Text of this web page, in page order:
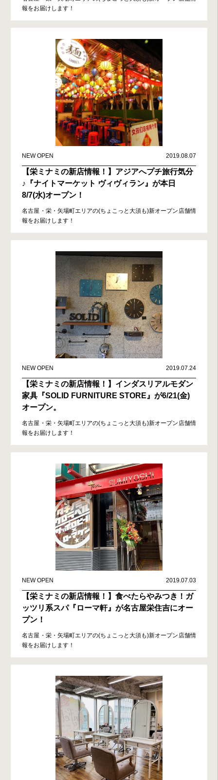
報をお届けします！
NEW OPEN 2019.08.07
【栄ミナミの新店情報！】アジアへプチ旅行気分
♪『ナイトマーケット ヴィヴィラン』が本日
8/7(水)オープン！
名古屋・栄・矢場町エリアの(ちょこっと大須も)新オープン店舗情
報をお届けします！
NEW OPEN 2019.07.24
【栄ミナミの新店情報！】インダスリアルモダン
家具『SOLID FURNITURE STORE』が6/21(金)
オープン。
名古屋・栄・矢場町エリアの(ちょこっと大須も)新オープン店舗情
報をお届けします！
NEW OPEN 2019.07.03
【栄ミナミの新店情報！】食べたらやみつき！ガ
ッツリ系スパ『ローマ軒』が名古屋栄住吉にオー
プン！
名古屋・栄・矢場町エリアの(ちょこっと大須も)新オープン店舗情
報をお届けします！